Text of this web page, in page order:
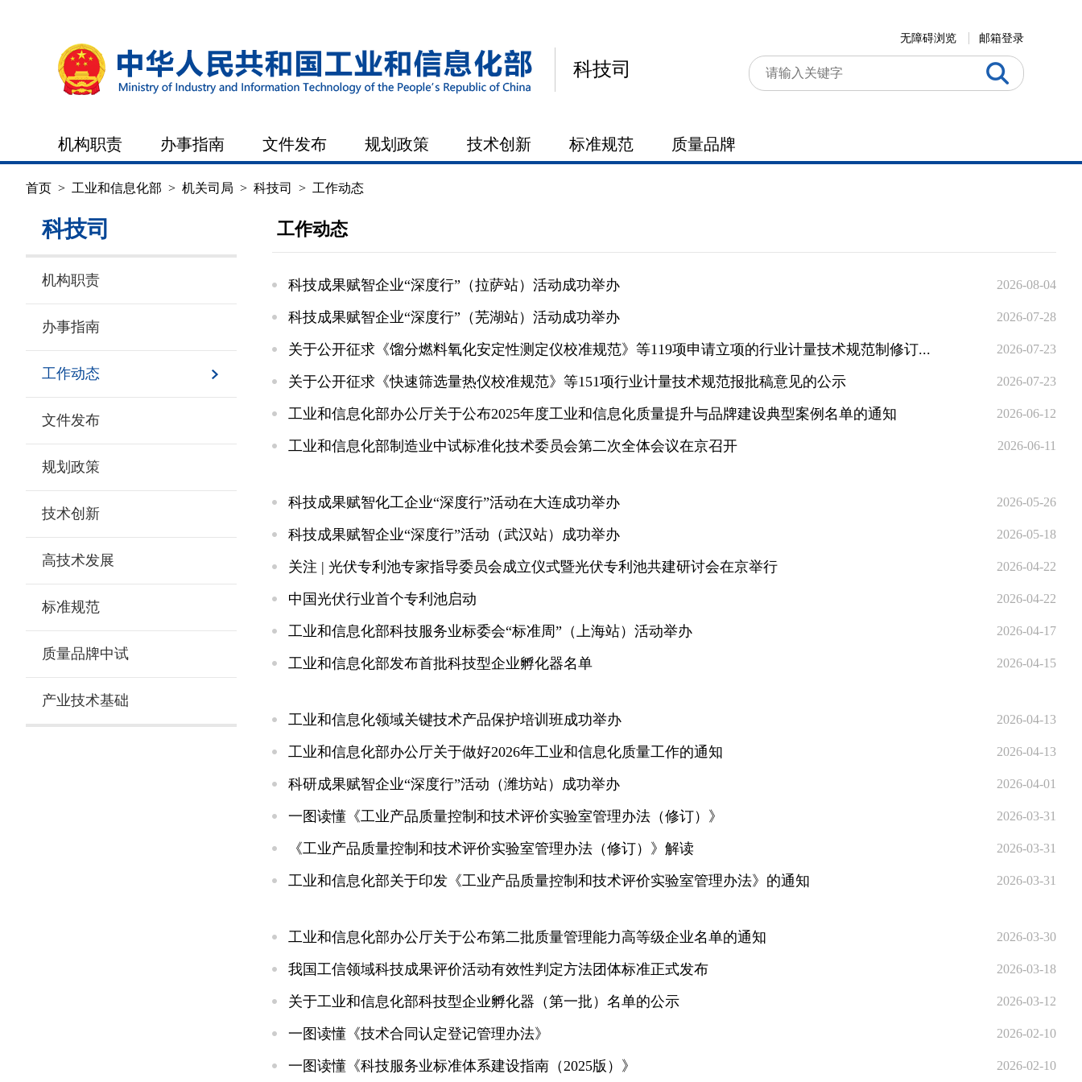
科技司
邮箱登录
无障碍浏览
机构职责 办事指南 文件发布 规划政策 技术创新 标准规范 质量品牌
首页 > 工业和信息化部 > 机关司局 > 科技司 > 工作动态
科技司
机构职责
办事指南
工作动态
文件发布
规划政策
技术创新
高技术发展
标准规范
质量品牌中试
产业技术基础
工作动态
科技成果赋智企业“深度行”（拉萨站）活动成功举办 2026-08-04
科技成果赋智企业“深度行”（芜湖站）活动成功举办 2026-07-28
关于公开征求《馏分燃料氧化安定性测定仪校准规范》等119项申请立项的行业计量技术规范制修订... 2026-07-23
关于公开征求《快速筛选量热仪校准规范》等151项行业计量技术规范报批稿意见的公示 2026-07-23
工业和信息化部办公厅关于公布2025年度工业和信息化质量提升与品牌建设典型案例名单的通知 2026-06-12
工业和信息化部制造业中试标准化技术委员会第二次全体会议在京召开 2026-06-11
科技成果赋智化工企业“深度行”活动在大连成功举办 2026-05-26
科技成果赋智企业“深度行”活动（武汉站）成功举办 2026-05-18
关注 | 光伏专利池专家指导委员会成立仪式暨光伏专利池共建研讨会在京举行 2026-04-22
中国光伏行业首个专利池启动 2026-04-22
工业和信息化部科技服务业标委会“标准周”（上海站）活动举办 2026-04-17
工业和信息化部发布首批科技型企业孵化器名单 2026-04-15
工业和信息化领域关键技术产品保护培训班成功举办 2026-04-13
工业和信息化部办公厅关于做好2026年工业和信息化质量工作的通知 2026-04-13
科研成果赋智企业“深度行”活动（潍坊站）成功举办 2026-04-01
一图读懂《工业产品质量控制和技术评价实验室管理办法（修订）》 2026-03-31
《工业产品质量控制和技术评价实验室管理办法（修订）》解读 2026-03-31
工业和信息化部关于印发《工业产品质量控制和技术评价实验室管理办法》的通知 2026-03-31
工业和信息化部办公厅关于公布第二批质量管理能力高等级企业名单的通知 2026-03-30
我国工信领域科技成果评价活动有效性判定方法团体标准正式发布 2026-03-18
关于工业和信息化部科技型企业孵化器（第一批）名单的公示 2026-03-12
一图读懂《技术合同认定登记管理办法》 2026-02-10
一图读懂《科技服务业标准体系建设指南（2025版）》 2026-02-10